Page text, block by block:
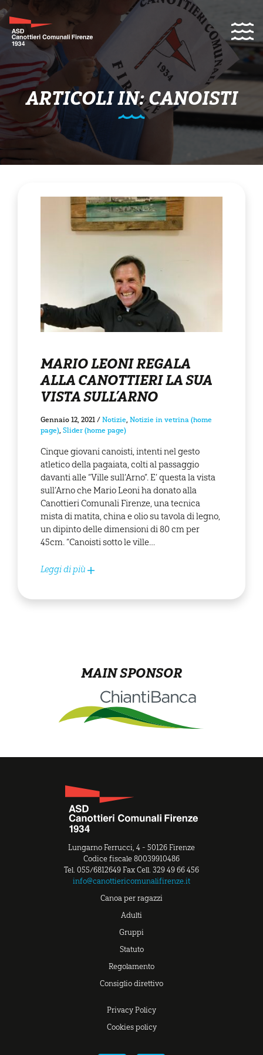
ARTICOLI IN: CANOISTI
MARIO LEONI REGALA
ALLA CANOTTIERI LA SUA
VISTA SULL’ARNO
Gennaio 12, 2021 / Notizie, Notizie in vetrina (home
page), Slider (home page)
Cinque giovani canoisti, intenti nel gesto
atletico della pagaiata, colti al passaggio
davanti alle “Ville sull’Arno”. E’ questa la vista
sull’Arno che Mario Leoni ha donato alla
Canottieri Comunali Firenze, una tecnica
mista di matita, china e olio su tavola di legno,
un dipinto delle dimensioni di 80 cm per
45cm. “Canoisti sotto le ville…
Leggi di più
MAIN SPONSOR
Lungarno Ferrucci, 4 - 50126 Firenze
Codice fiscale 80039910486
Tel. 055/6812649 Fax Cell. 329 49 66 456
info@canottiericomunalifirenze.it
Canoa per ragazzi
Adulti
Gruppi
Statuto
Regolamento
Consiglio direttivo
Privacy Policy
Cookies policy